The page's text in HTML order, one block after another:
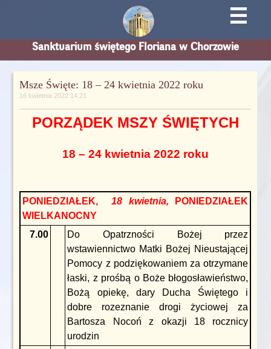
☰
Sanktuarium świętego Floriana w Chorzowie
Msze Święte: 18 – 24 kwietnia 2022 roku
16 kwietnia 2022 14:21
PORZĄDEK MSZY ŚWIĘTYCH
18 – 24 kwietnia 2022 roku
PONIEDZIAŁEK, 18 kwietnia, PONIEDZIAŁEK
WIELKANOCNY
7.00
Do Opatrzności Bożej przez
wstawiennictwo Matki Bożej Nieustającej
Pomocy z podziękowaniem za otrzymane
łaski, z prośbą o Boże błogosławieństwo,
Bożą opiekę, dary Ducha Świętego i
dobre rozeznanie drogi życiowej za
Bartosza Nocoń z okazji 18 rocznicy
urodzin